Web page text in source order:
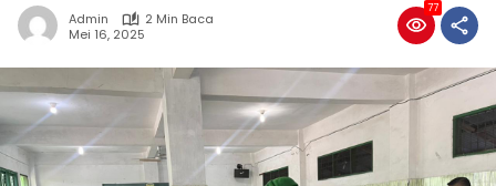
Admin
2 Min Baca
Mei 16, 2025
77